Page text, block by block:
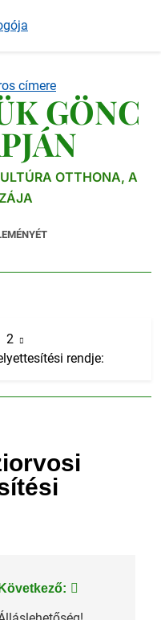
GÖNC
OTTHONA, A
2
rendje:
Következő: